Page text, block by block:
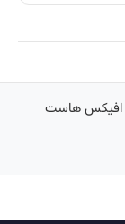
افیکس هاست